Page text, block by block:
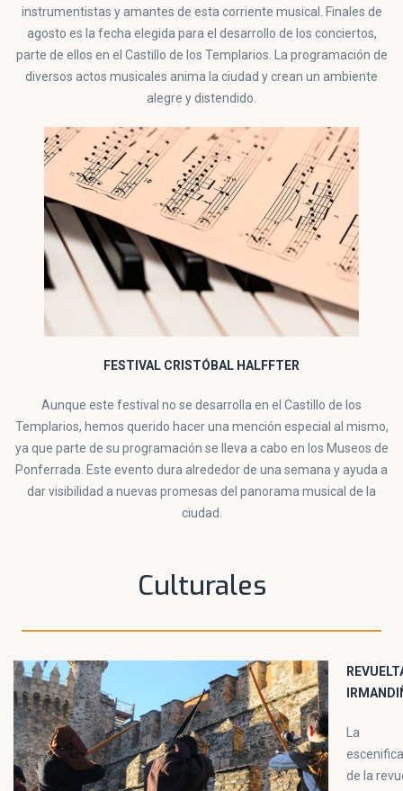
instrumentistas y amantes de esta corriente musical. Finales de
agosto es la fecha elegida para el desarrollo de los conciertos,
parte de ellos en el Castillo de los Templarios. La programación de
diversos actos musicales anima la ciudad y crean un ambiente
alegre y distendido.
FESTIVAL CRISTÓBAL HALFFTER
Aunque este festival no se desarrolla en el Castillo de los
Templarios, hemos querido hacer una mención especial al mismo,
ya que parte de su programación se lleva a cabo en los Museos de
Ponferrada. Este evento dura alrededor de una semana y ayuda a
dar visibilidad a nuevas promesas del panorama musical de la
ciudad.
Culturales
La
de la